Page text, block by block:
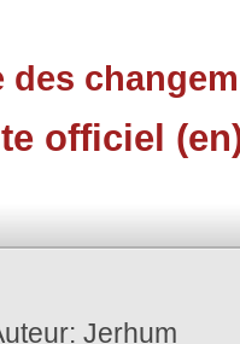
des
officiel
Jerhum